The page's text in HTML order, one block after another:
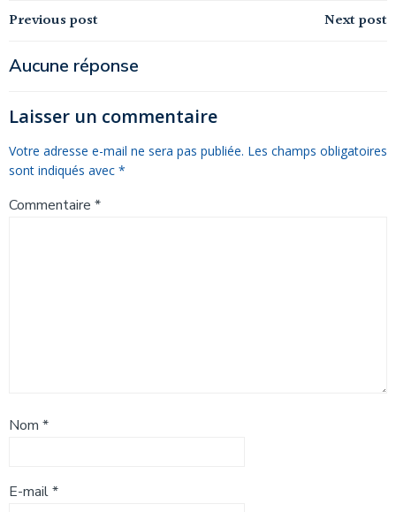
Navigation
de
l’article
Previous post Navigation
l’article
Next post
Aucune réponse
Laisser un commentaire
Votre adresse e-mail ne sera pas publiée. Les champs obligatoires
sont indiqués avec *
Commentaire *
Nom *
E-mail*